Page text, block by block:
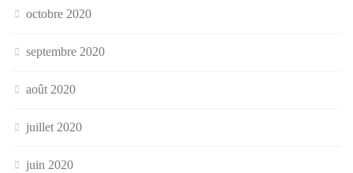
octobre 2020
septembre 2020
août 2020
juillet 2020
juin 2020